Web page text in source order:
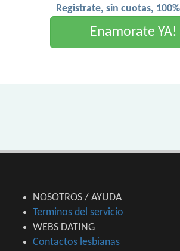
Registrate, sin cuotas,
Enamorate YA!
NOSOTROS / AYUDA
Terminos del servicio
WEBS DATING
Contactos lesbianas